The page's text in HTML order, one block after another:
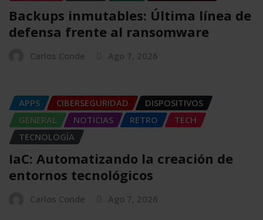
Backups inmutables: Última línea de
defensa frente al ransomware
Carlos Conde Ago 7, 2026
APPS CIBERSEGURIDAD
DISPOSITIVOS
GENERAL
NOTICIAS RETRO
TECH
TECNOLOGÍA
IaC: Automatizando la creación de
entornos tecnológicos
Carlos Conde Ago 7, 2026